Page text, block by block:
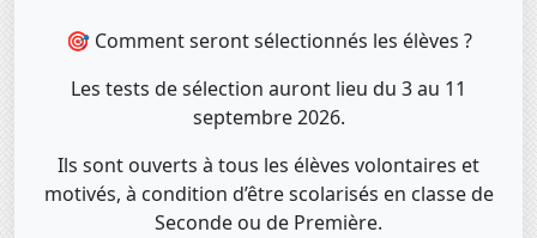
🎯 Comment seront sélectionnés les élèves ?
Les tests de sélection auront lieu du 3 au 11
septembre 2026.
Ils sont ouverts à tous les élèves volontaires et
motivés, à condition d’être scolarisés en classe de
Seconde ou de Première.